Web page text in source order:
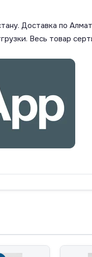
Доставка по
Весь товар